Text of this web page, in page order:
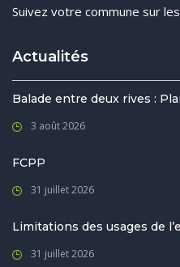
Suivez votre commune sur
Actualités
Balade entre deux rives :
3 août 2026
FCPP
31 juillet 2026
Limitations des usages de
31 juillet 2026